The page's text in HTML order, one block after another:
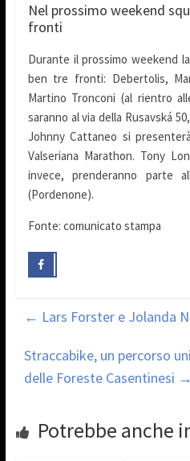
Nel prossimo weekend
fronti
Durante il prossimo weekend
ben tre fronti: Debertolis,
Martino Tronconi (al rientro
saranno al via della Rusavská
Johnny Cattaneo si
Valseriana Marathon. Tony
invece, prenderanno parte
(Pordenone).
Fonte: comunicato stampa
← Lars Forster e Jolanda
Straccabike, un percorso
delle Foreste Casentinesi →
Potrebbe anche